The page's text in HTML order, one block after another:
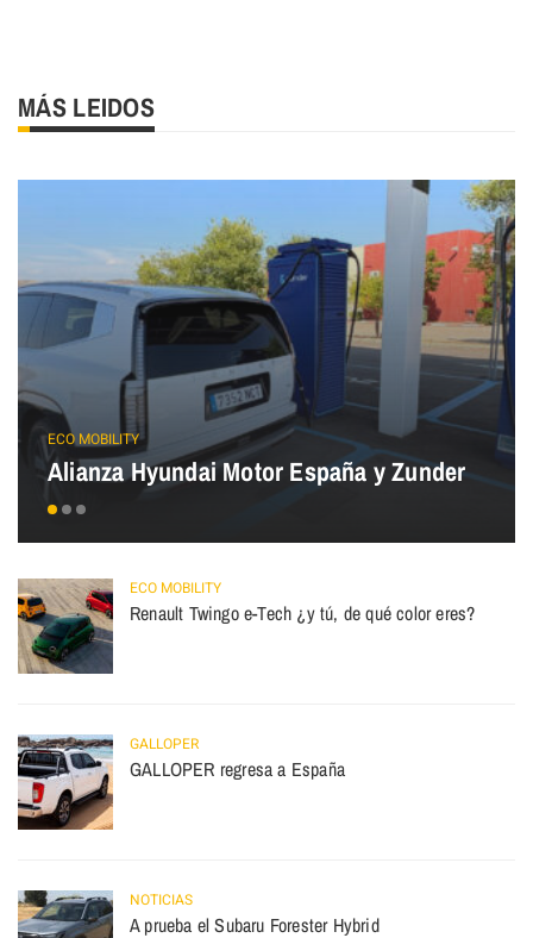
MÁS LEIDOS
ECO MOBILITY
Alianza Hyundai Motor España y Zunder
ECO MOBILITY
Renault Twingo e-Tech ¿y tú, de qué color eres?
GALLOPER
GALLOPER regresa a España
NOTICIAS
A prueba el Subaru Forester Hybrid